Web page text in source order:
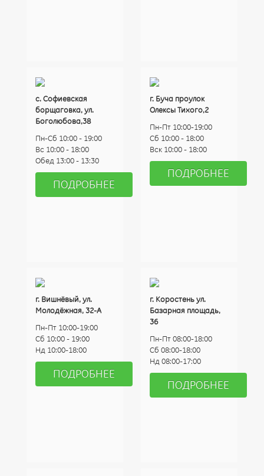
с. Софиевская
борщаговка, ул.
Боголюбова,38
Пн-Сб 10:00 - 19:00
Вс 10:00 - 18:00
Обед 13:00 - 13:30
ПОДРОБНЕЕ
г. Буча проулок
Олексы Тихого,2
Пн-Пт 10:00-19:00
Сб 10:00 - 18:00
Вск 10:00 - 18:00
ПОДРОБНЕЕ
г. Вишнёвый, ул.
Молодёжная, 32-А
Пн-Пт 10:00-19:00
Сб 10:00 - 19:00
Нд 10:00-18:00
ПОДРОБНЕЕ
г. Коростень ул.
Базарная площадь,
36
Пн-Пт 08:00-18:00
Сб 08:00-18:00
Нд 08:00-17:00
ПОДРОБНЕЕ